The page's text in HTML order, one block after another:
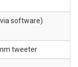
software)
tweeter